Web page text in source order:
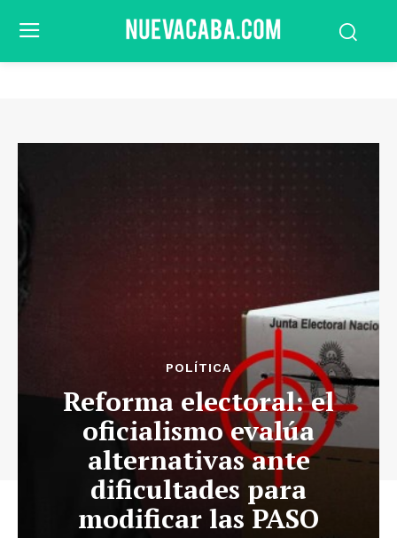
POLÍTICA
Reforma electoral: el
oficialismo evalúa
alternativas ante
dificultades para
modificar las PASO